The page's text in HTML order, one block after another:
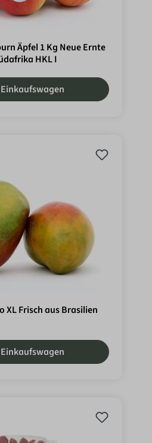
Äpfel 1 Kg Neue Ernte
HKL I
XL Frisch aus Brasilien